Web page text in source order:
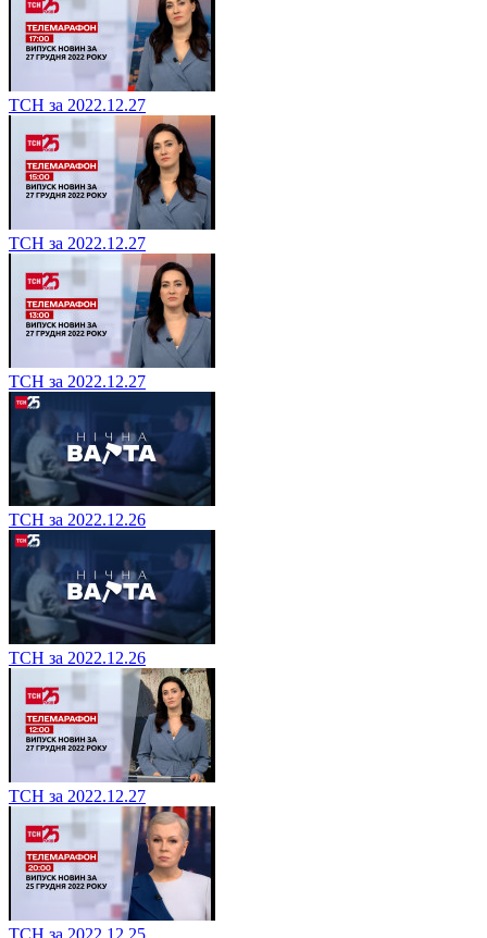
ТСН за 2022.12.27
ТСН за 2022.12.27
ТСН за 2022.12.27
ТСН за 2022.12.26
ТСН за 2022.12.26
ТСН за 2022.12.27
ТСН за 2022.12.25